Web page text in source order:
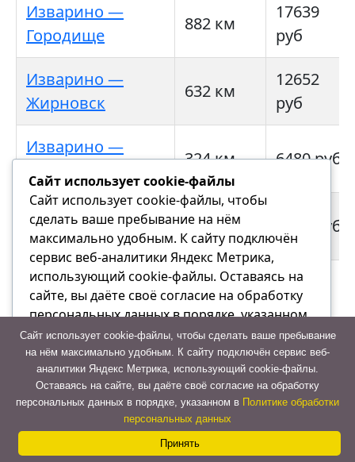
Изварино —
Городище
882 км
17639
руб
Изварино —
Жирновск
632 км
12652
руб
Изварино —
Калач-на-Дону
324 км 6480 руб
Изварино —
Котельниково
374 км 7487 руб
Изварино —
Котово
598 км
11951
руб
Изварино —
Ольховка
532 км
10642
руб
689 км
Сайт использует cookie-файлы
Сайт использует cookie-файлы, чтобы
сделать ваше пребывание на нём
максимально удобным. К cайту подключён
сервис веб-аналитики Яндекс Метрика,
использующий cookie-файлы. Оставаясь на
сайте, вы даёте своё согласие на обработку
персональных данных в порядке, указанном
в Политике обработки персональных данных
Отказаться
Принять
Принять
Сайт использует cookie-файлы, чтобы сделать ваше пребывание
на нём максимально удобным. К cайту подключён сервис веб-
аналитики Яндекс Метрика, использующий cookie-файлы.
Оставаясь на сайте, вы даёте своё согласие на обработку
персональных данных в порядке, указанном в Политике обработки
персональных данных
Contact